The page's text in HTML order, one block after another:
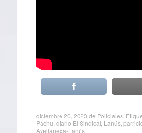
diciembre 26, 2023 de Policiales.
Pachu diario El Sindical Lanús,
Avellaneda-Lanús